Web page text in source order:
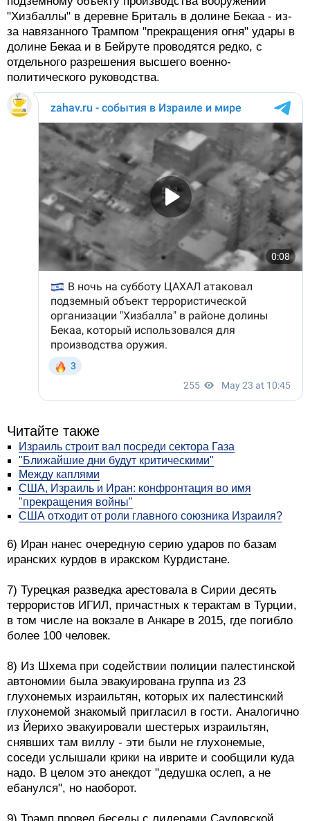
"Хизбаллы" в деревне Бриталь в долине Бекаа - из-
за навязанного Трампом "прекращения огня" удары в
долине Бекаа и в Бейруте проводятся редко, с
отдельного разрешения высшего военно-
политического руководства.
Читайте также
Израиль строит вал посреди сектора Газа
"Ближайшие дни будут критическими"
Между каплями
США, Израиль и Иран: конфронтация во имя
"прекращения войны"
США отходит от роли главного союзника Израиля?
6) Иран нанес очередную серию ударов по базам
иранских курдов в иракском Курдистане.
7) Турецкая разведка арестовала в Сирии десять
террористов ИГИЛ, причастных к терактам в Турции,
в том числе на вокзале в Анкаре в 2015, где погибло
более 100 человек.
8) Из Шхема при содействии полиции палестинской
автономии была эвакуирована группа из 23
глухонемых израильтян, которых их палестинский
глухонемой знакомый пригласил в гости. Аналогично
из Йерихо эвакуировали шестерых израильтян,
снявших там виллу - эти были не глухонемые,
соседи услышали крики на иврите и сообщили куда
надо. В целом это анекдот "дедушка ослеп, а не
ебанулся", но наоборот.